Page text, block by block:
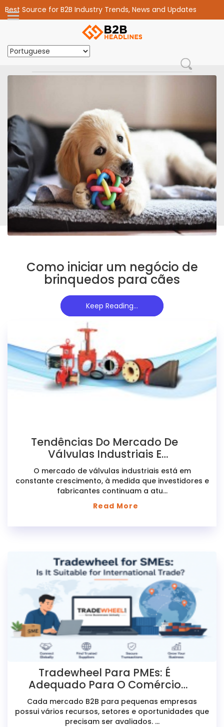
Best Source for B2B Industry Trends, News and Updates
Como iniciar um negócio de
brinquedos para cães
Keep Reading...
Tendências Do Mercado De
Válvulas Industriais E
Oportunidades De Crescimento
Em 2026
O mercado de válvulas industriais está em
constante crescimento, à medida que investidores e
fabricantes continuam a atu...
Read More
Tradewheel Para PMEs: É
Adequado Para O Comércio
Internacional?
​Cada mercado B2B para pequenas empresas
possui vários recursos, setores e oportunidades que
precisam ser avaliados. ​...